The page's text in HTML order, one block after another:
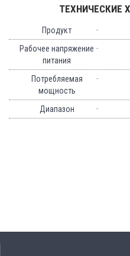
ТЕХНИЧЕСКИЕ
Продукт
-
Рабочее напряжение
питания
-
Потребляемая
мощность
-
Диапазон -